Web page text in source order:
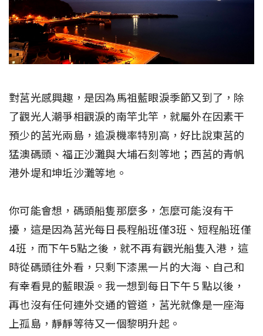
對莒光感興趣，是因為馬祖藍眼淚季節又到了，除
了觀光人潮爭相觀淚的南竿北竿，就屬外在因素干
預少的莒光兩島，追淚機率特別高，好比說東莒的
猛澳碼頭、福正沙灘與大埔石刻等地；西莒的青帆
港外堤和坤坵沙灘等地。
你可能會想，碼頭船隻那麼多，怎麼可能沒有干
擾，這是因為莒光每日長程船班僅3班、短程船班僅
4班，而下午5點之後，就不再有觀光船隻入港，這
時從碼頭往外看，只剩下漆黑一片的大海、自己和
有幸看見的藍眼淚。我一想到每日下午５點以後，
再也沒有任何連外交通的管道，莒光就像是一座海
上孤島，靜靜等待又一個黎明升起。